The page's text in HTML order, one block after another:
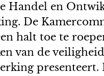
Handel en
De
halt toe te
van de